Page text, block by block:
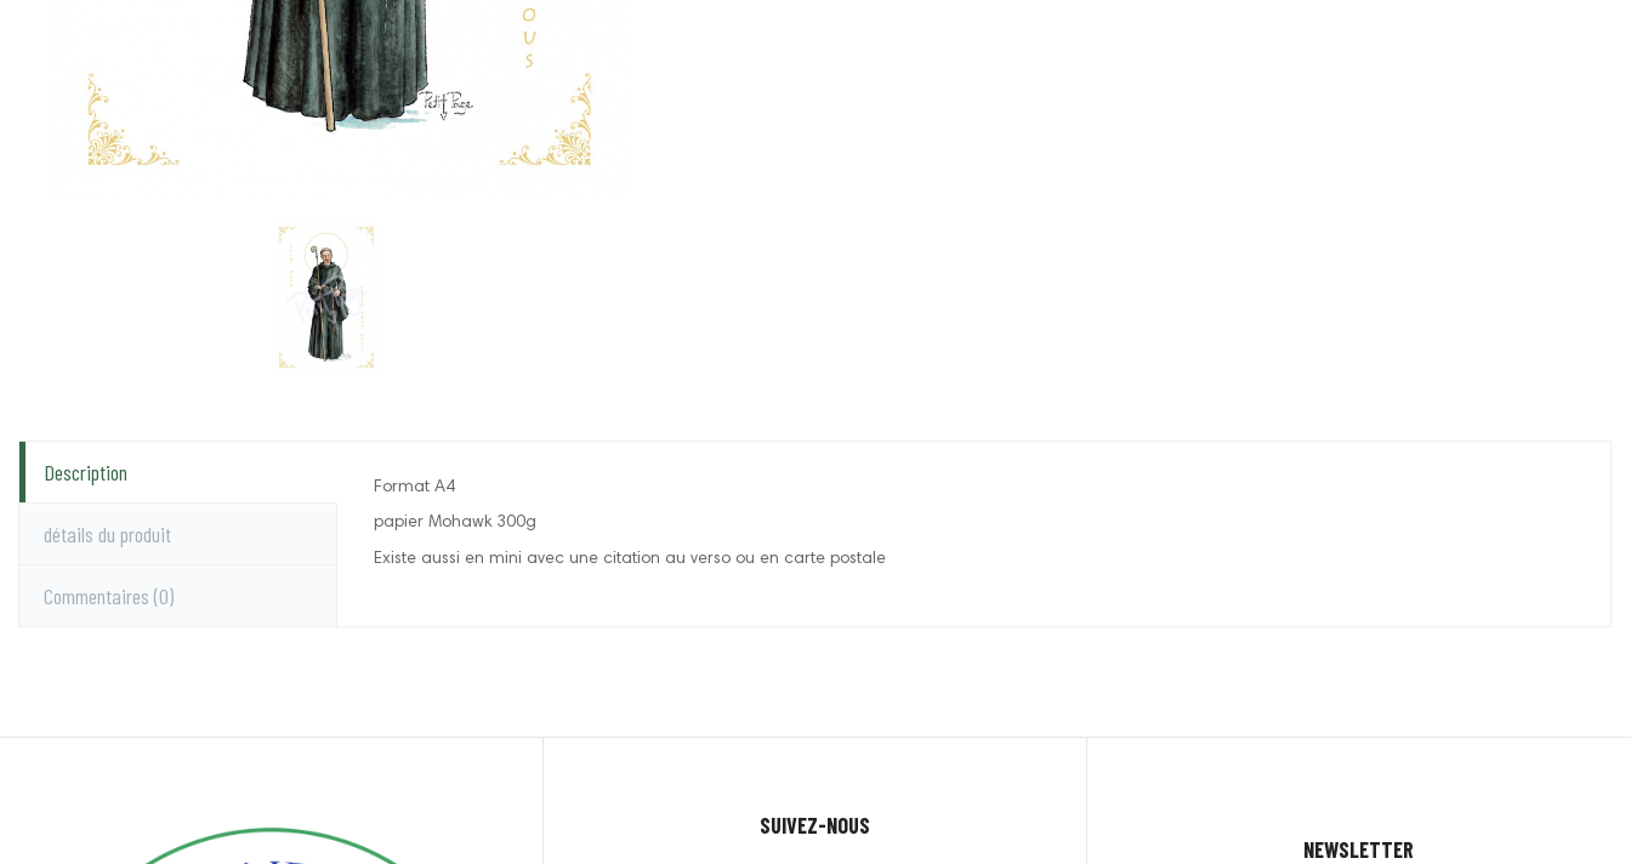
Description
détails du produit
Commentaires (0)
Format A4
papier Mohawk 300g
Existe aussi en mini avec une citation au verso ou en carte postale
SUIVEZ-NOUS
NEWSLETTER